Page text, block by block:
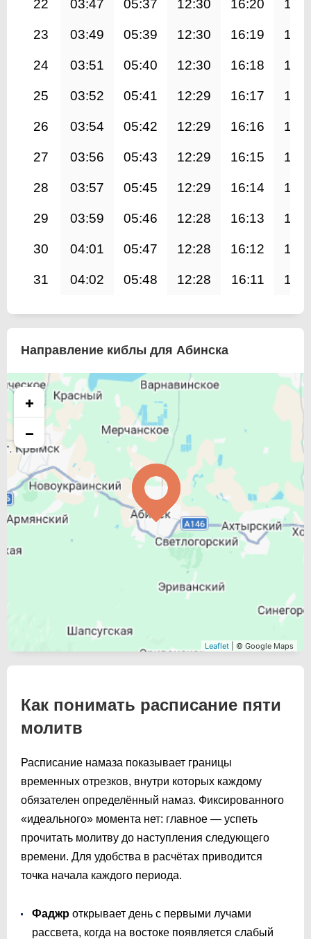
22 03:47 05:37 12:30 16:20
23 03:49 05:39 12:30 16:19
24 03:51 05:40 12:30 16:18
25 03:52 05:41 12:29 16:17
26 03:54 05:42 12:29 16:16
27 03:56 05:43 12:29 16:15
28 03:57 05:45 12:29 16:14
29 03:59 05:46 12:28 16:13
30 04:01 05:47 12:28 16:12
31 04:02 05:48 12:28 16:11
Направление киблы для Абинска
+
−
Leaflet | © Google Maps
Как понимать расписание пяти
молитв
Расписание намаза показывает границы
временных отрезков, внутри которых каждому
обязателен определённый намаз. Фиксированного
«идеального» момента нет: главное — успеть
прочитать молитву до наступления следующего
времени. Для удобства в расчётах приводится
точка начала каждого периода.
Фаджр открывает день с первыми лучами
рассвета, когда на востоке появляется слабый